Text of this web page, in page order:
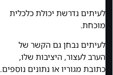
לעיתים נדרשת יכולת כלכלית
מוכחת.
לעיתים נבחן גם הקשר של
הערב לעצור, היציבות שלו,
כתובת מגוריו או נתונים נוספים.